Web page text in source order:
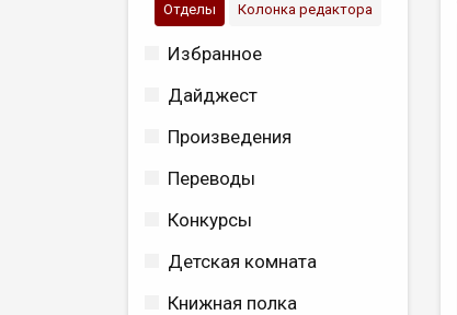
Отделы Колонка редактора
Избранное
Дайджест
Произведения
Переводы
Конкурсы
Детская комната
Книжная полка